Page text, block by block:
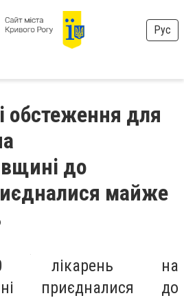
Рус
обстеження для
до
майже
лікарень на
приєдналися до